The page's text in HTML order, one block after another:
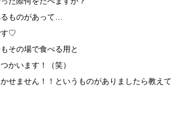
ものがあって…
す♡
その場で食べる用と
かいます！（笑）
せません！！というものがありましたら教えて